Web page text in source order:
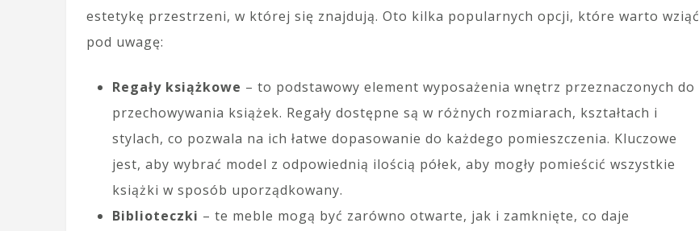
estetykę przestrzeni, w której się znajdują. Oto kilka popularnych opcji, które warto wziąć
pod uwagę:
Regały książkowe – to podstawowy element wyposażenia wnętrz przeznaczonych do
przechowywania książek. Regały dostępne są w różnych rozmiarach, kształtach i
stylach, co pozwala na ich łatwe dopasowanie do każdego pomieszczenia. Kluczowe
jest, aby wybrać model z odpowiednią ilością półek, aby mogły pomieścić wszystkie
książki w sposób uporządkowany.
Biblioteczki – te meble mogą być zarówno otwarte, jak i zamknięte, co daje